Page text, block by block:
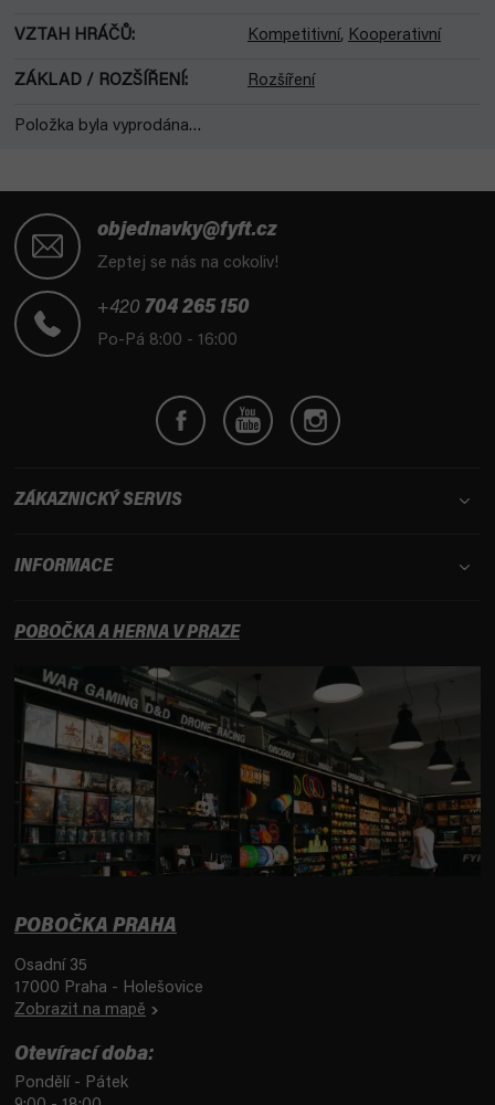
VZTAH HRÁČŮ: Kompetitivní, Kooperativní
ZÁKLAD / ROZŠÍŘENÍ: Rozšíření
Položka byla vyprodána…
objednavky@fyft.cz
Zeptej se nás na cokoliv!
+420 704 265 150
Po-Pá 8:00 - 16:00
ZÁKAZNICKÝ SERVIS
INFORMACE
POBOČKA A HERNA V PRAZE
POBOČKA PRAHA
Osadní 35
17000 Praha - Holešovice
Zobrazit na mapě
Otevírací doba:
Pondělí - Pátek